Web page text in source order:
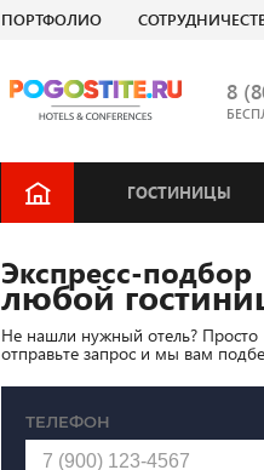
ПОРТФОЛИО
8
ГОСТИНИЦЫ
Экспресс-подбор
любой
Не нашли нужный отель? Просто
отправьте запрос и мы вам
ТЕЛЕФОН